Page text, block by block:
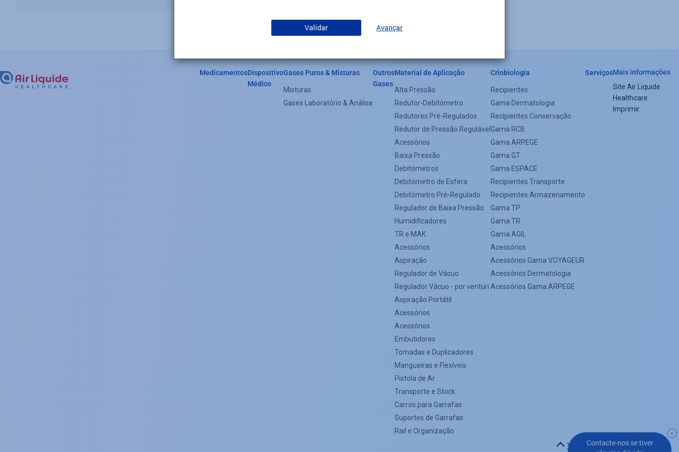
Validar Avançar
Contacte-nos se tiver
Header
MedicamentosDispositivo
Médico
Gases Puros & Misturas
Misturas
Gases Laboratório & Análise
Outros
Gases
Material de Aplicação
Alta Pressão
Redutor-Debitómetro
Redutores Pré-Regulados
Redutor de Pressão Regulável
Acessórios
Baixa Pressão
Debitómetros
Debitómetro de Esfera
Debitómetro Pré-Regulado
Regulador de Baixa Pressão
Humidificadores
TR e MAK
Acessórios
Aspiração
Regulador de Vácuo
Regulador Vácuo - por venturi
Aspiração Portátil
Acessórios
Acessórios
Embutidores
Tomadas e Duplicadores
Mangueiras e Flexíveis
Pistola de Ar
Transporte e Stock
Carros para Garrafas
Suportes de Garrafas
Rail e Organização
Criobiologia
Recipientes
Gama Dermatologia
Recipientes Conservação
Gama RCB
Gama ARPEGE
Gama GT
Gama ESPACE
Recipientes Transporte
Recipientes Armazenamento
Gama TP
Gama TR
Gama AGIL
Acessórios
Acessórios Gama VOYAGEUR
Acessórios Dermatologia
Acessórios Gama ARPEGE
ServiçosMais informações
Footer
menu
Site Air Liquide
Healthcare
Imprimir
Voltar ao topo da página